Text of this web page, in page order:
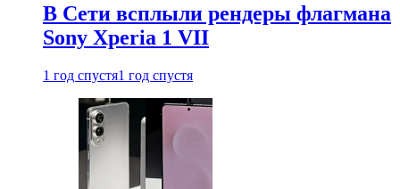
В Сети всплыли рендеры флагмана
Sony Xperia 1 VII
1 год спустя1 год спустя